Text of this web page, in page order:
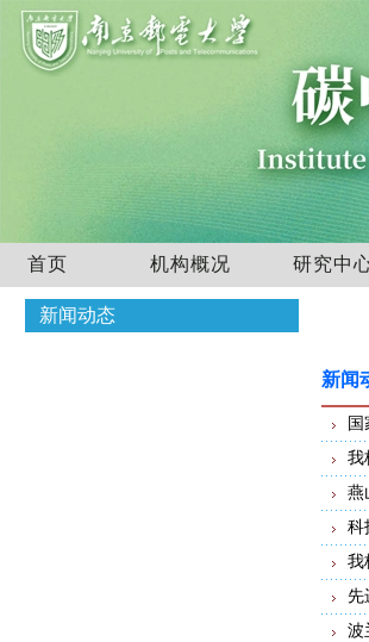
首页 机构概况 研究中
新闻动态
新闻
我
燕
科
我
先
波